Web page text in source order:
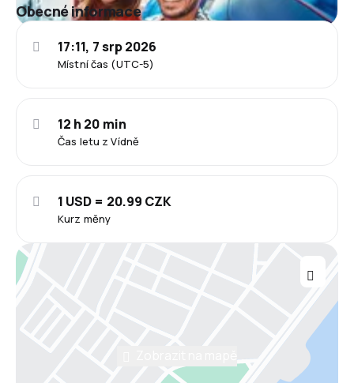
Obecné informace
Místní čas (UTC-5)
17:11, 7 srp 2026
Čas letu z Vídně
12 h 20 min
Kurz měny
1 USD = 20.99 CZK